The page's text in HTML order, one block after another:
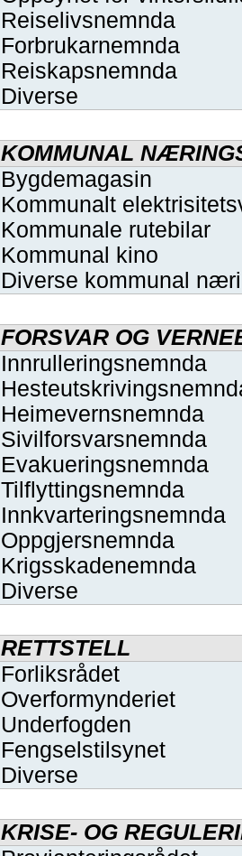
Reiselivsnemnda
Forbrukarnemnda
Reiskapsnemnda
Diverse
KOMMUNAL
Bygdemagasin
Kommunalt
Kommunale rutebilar
Kommunal kino
Diverse kommunal
FORSVAR OG
Innrulleringsnemnda
Heimevernsnemnda
Sivilforsvarsnemnda
Evakueringsnemnda
Tilflyttingsnemnda
Innkvarteringsnemnda
Oppgjersnemnda
Krigsskadenemnda
Diverse
RETTSTELL
Forliksrådet
Overformynderiet
Underfogden
Fengselstilsynet
Diverse
KRISE- OG